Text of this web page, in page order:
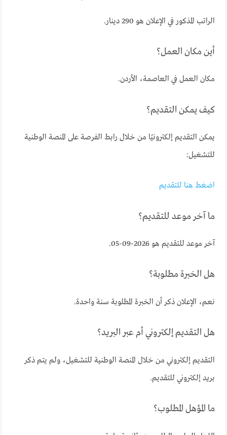
الراتب المذكور في الإعلان هو 290 دينار.
أين مكان العمل؟
مكان العمل في العاصمة، الأردن.
كيف يمكن التقديم؟
يمكن التقديم إلكترونيًا من خلال رابط الفرصة على المنصة الوطنية
للتشغيل:
اضغط هنا للتقديم
ما آخر موعد للتقديم؟
آخر موعد للتقديم هو 2026-09-05.
هل الخبرة مطلوبة؟
نعم، الإعلان ذكر أن الخبرة المطلوبة سنة واحدة.
هل التقديم إلكتروني أم عبر البريد؟
التقديم إلكتروني من خلال المنصة الوطنية للتشغيل، ولم يتم ذكر
بريد إلكتروني للتقديم.
ما المؤهل المطلوب؟